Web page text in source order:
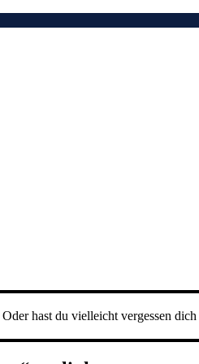
Oder hast du vielleicht vergessen dich